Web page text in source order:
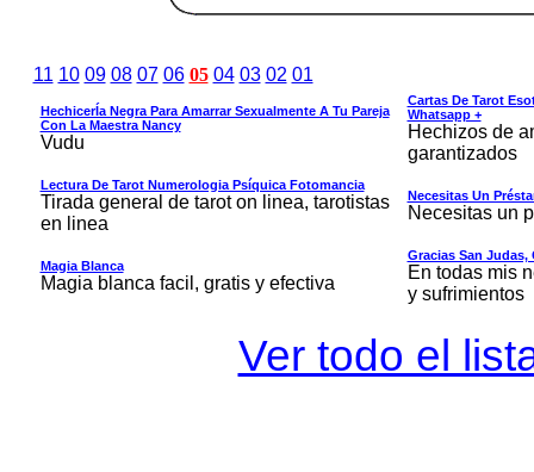
11 10 09 08 07 06 05 04 03 02 01
HechicerÍa Negra Para Amarrar Sexualmente A Tu Pareja
Con La Maestra Nancy
Vudu
Cartas De Tarot
Whatsapp +
Hechizos de
garantizados
Lectura De Tarot Numerologia Psíquica Fotomancia
Tirada general de tarot on linea, tarotistas
en linea
Necesitas Un
Necesitas un
Magia Blanca
Magia blanca facil, gratis y efectiva
Gracias San Judas,
En todas mis
y sufrimientos
Ver todo el